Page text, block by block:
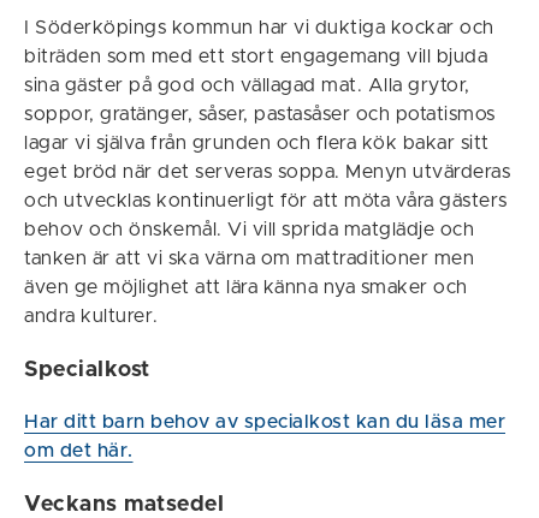
I Söderköpings kommun har vi duktiga kockar och
biträden som med ett stort engagemang vill bjuda
sina gäster på god och vällagad mat. Alla grytor,
soppor, gratänger, såser, pastasåser och potatismos
lagar vi själva från grunden och flera kök bakar sitt
eget bröd när det serveras soppa. Menyn utvärderas
och utvecklas kontinuerligt för att möta våra gästers
behov och önskemål. Vi vill sprida matglädje och
tanken är att vi ska värna om mattraditioner men
även ge möjlighet att lära känna nya smaker och
andra kulturer.
Specialkost
Har ditt barn behov av specialkost kan du läsa mer
om det här.
Veckans matsedel